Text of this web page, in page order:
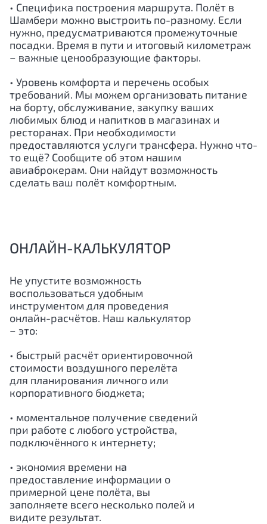
• Специфика построения маршрута. Полёт в
Шамбери можно выстроить по-разному. Если
нужно, предусматриваются промежуточные
посадки. Время в пути и итоговый километраж
− важные ценообразующие факторы.
• Уровень комфорта и перечень особых
требований. Мы можем организовать питание
на борту, обслуживание, закупку ваших
любимых блюд и напитков в магазинах и
ресторанах. При необходимости
предоставляются услуги трансфера. Нужно что-
то ещё? Сообщите об этом нашим
авиаброкерам. Они найдут возможность
сделать ваш полёт комфортным.
ОНЛАЙН-КАЛЬКУЛЯТОР
Не упустите возможность
воспользоваться удобным
инструментом для проведения
онлайн-расчётов. Наш калькулятор
− это:
• быстрый расчёт ориентировочной
стоимости воздушного перелёта
для планирования личного или
корпоративного бюджета;
• моментальное получение сведений
при работе с любого устройства,
подключённого к интернету;
• экономия времени на
предоставление информации о
примерной цене полёта, вы
заполняете всего несколько полей и
видите результат.